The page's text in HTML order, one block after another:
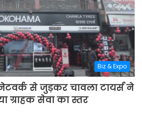
Biz & Expo
से जुड़कर चावला टायर्स ने
ग्राहक सेवा का स्तर